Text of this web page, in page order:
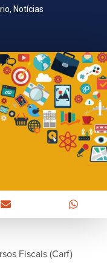
, Notícias
Fiscais (Carf)